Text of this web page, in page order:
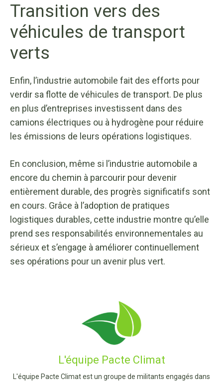
Transition vers des
véhicules de transport
verts
Enfin, l’industrie automobile fait des efforts pour
verdir sa flotte de véhicules de transport. De plus
en plus d’entreprises investissent dans des
camions électriques ou à hydrogène pour réduire
les émissions de leurs opérations logistiques.
En conclusion, même si l’industrie automobile a
encore du chemin à parcourir pour devenir
entièrement durable, des progrès significatifs sont
en cours. Grâce à l’adoption de pratiques
logistiques durables, cette industrie montre qu’elle
prend ses responsabilités environnementales au
sérieux et s’engage à améliorer continuellement
ses opérations pour un avenir plus vert.
L'équipe Pacte Climat
L'équipe Pacte Climat est un groupe de militants engagés dans